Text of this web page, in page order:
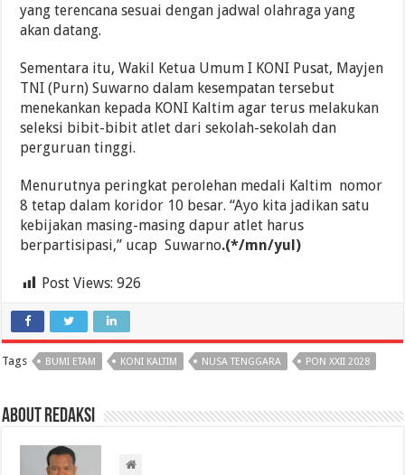
yang terencana sesuai dengan jadwal olahraga yang
akan datang.
Sementara itu, Wakil Ketua Umum I KONI Pusat, Mayjen
TNI (Purn) Suwarno dalam kesempatan tersebut
menekankan kepada KONI Kaltim agar terus melakukan
seleksi bibit-bibit atlet dari sekolah-sekolah dan
perguruan tinggi.
Menurutnya peringkat perolehan medali Kaltim nomor
8 tetap dalam koridor 10 besar. “Ayo kita jadikan satu
kebijakan masing-masing dapur atlet harus
berpartisipasi,” ucap Suwarno.(*/mn/yul)
Post Views: 926
Tags BUMI ETAM KONI KALTIM NUSA TENGGARA PON XXII 2028
About Redaksi